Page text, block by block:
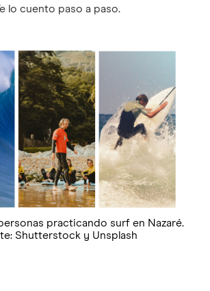
lo cuento paso a paso.
practicando surf en Nazaré.
Shutterstock y Unsplash